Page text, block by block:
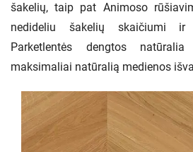
šakelių, taip pat Animoso
nedideliu šakelių skaičiumi
Parketlentės dengtos
maksimaliai natūralią medienos